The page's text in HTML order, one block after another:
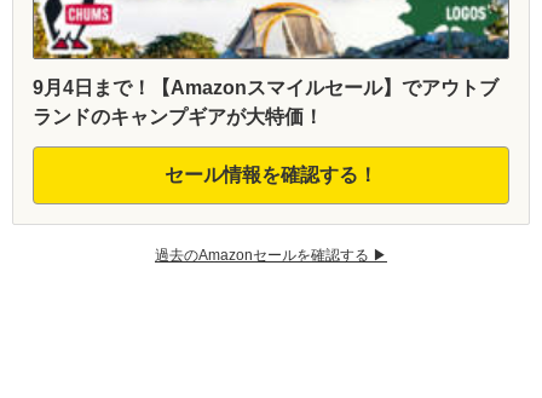
9月4日まで！【Amazonスマイルセール】でアウトブ
ランドのキャンプギアが大特価！
セール情報を確認する！
過去のAmazonセールを確認する ▶︎